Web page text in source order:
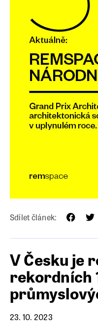
Sdílet článek:
V Česku je
rekordních
23. 10. 2023